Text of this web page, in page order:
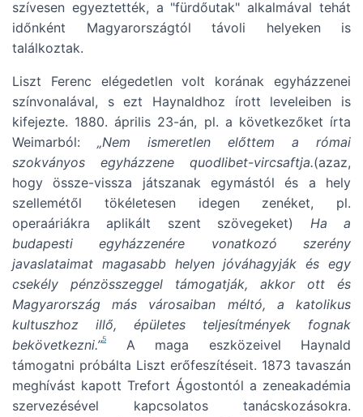
szívesen egyeztették, a "fürdőutak" alkalmával tehát
időnként Magyarországtól távoli helyeken is
találkoztak.
Liszt Ferenc elégedetlen volt korának egyházzenei
színvonalával, s ezt Haynaldhoz írott leveleiben is
kifejezte. 1880. április 23-án, pl. a következőket írta
Weimarból: „Nem ismeretlen előttem a római
szokványos egyházzene quodlibet-vircsaftja.(azaz,
hogy össze-vissza játszanak egymástól és a hely
szellemétől tökéletesen idegen zenéket, pl.
operaáriákra aplikált szent szövegeket) Ha a
budapesti egyházzenére vonatkozó szerény
javaslataimat magasabb helyen jóváhagyják és egy
csekély pénzösszeggel támogatják, akkor ott és
Magyarország más városaiban méltó, a katolikus
kultuszhoz illő, épületes teljesítmények fognak
bekövetkezni.”5
A maga eszközeivel Haynald
támogatni próbálta Liszt erőfeszítéseit. 1873 tavaszán
meghívást kapott Trefort Ágostontól a zeneakadémia
szervezésével kapcsolatos tanácskozásokra.